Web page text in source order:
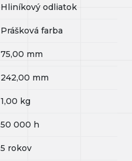
Hliníkový odliatok
Prášková farba
75,00 mm
242,00 mm
1,00 kg
50 000 h
5 rokov